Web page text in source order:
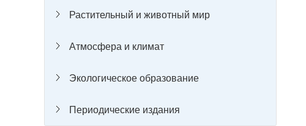
Растительный и животный мир
Атмосфера и климат
Экологическое образование
Периодические издания